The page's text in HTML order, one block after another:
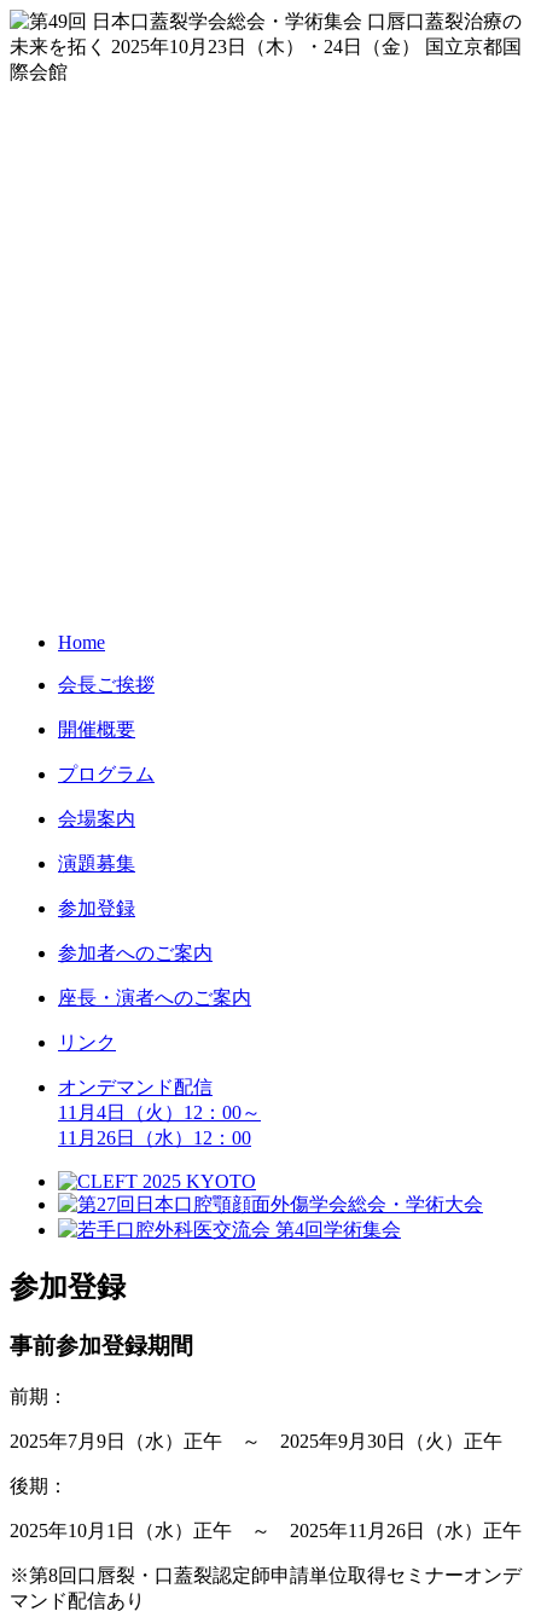
Home
会長ご挨拶
開催概要
プログラム
会場案内
演題募集
参加登録
参加者へのご案内
座長・演者へのご案内
リンク
オンデマンド配信
11月4日（火）12：00～
11月26日（水）12：00
参加登録
事前参加登録期間
前期：
2025年7月9日（水）正午 ～ 2025年9月30日（火）正午
後期：
2025年10月1日（水）正午 ～ 2025年11月26日（水）正午
※第8回口唇裂・口蓋裂認定師申請単位取得セミナーオンデ
マンド配信あり